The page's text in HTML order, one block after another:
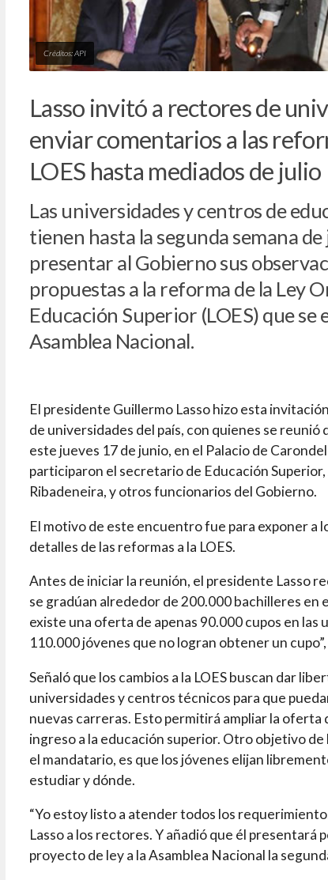
Créditos: API
Lasso invitó a rectores de
enviar comentarios a las
LOES hasta mediados de julio
Las universidades y centros de
tienen hasta la segunda semana
presentar al Gobierno sus
propuestas a la reforma de la Ley
Educación Superior (LOES) que se
Asamblea Nacional.
El presidente Guillermo Lasso hizo esta
de universidades del país, con quienes se reunió
este jueves 17 de junio, en el Palacio de
participaron el secretario de Educación
Ribadeneira, y otros funcionarios del Gobierno.
El motivo de este encuentro fue para exponer a
detalles de las reformas a la LOES.
Antes de iniciar la reunión, el presidente Lasso
se gradúan alrededor de 200.000 bachilleres en
existe una oferta de apenas 90.000 cupos en las
110.000 jóvenes que no logran obtener un
Señaló que los cambios a la LOES buscan dar
universidades y centros técnicos para que
nuevas carreras. Esto permitirá ampliar la oferta
ingreso a la educación superior. Otro objetivo
el mandatario, es que los jóvenes elijan
estudiar y dónde.
“Yo estoy listo a atender todos los
Lasso a los rectores. Y añadió que él presentará
proyecto de ley a la Asamblea Nacional la